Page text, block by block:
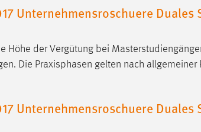
Unternehmensroschuere Duales
Höhe der Vergütung bei
Die Praxisphasen gelten nach allgemeiner
Unternehmensroschuere Duales
_pk_id, _pk_ses